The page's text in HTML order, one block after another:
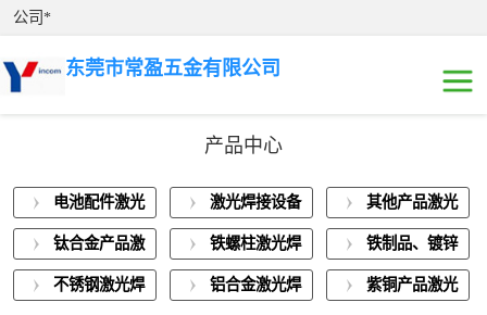
公司*
东莞市常盈五金有限公司
产品中心
电池配件激光
焊接
激光焊接设备
展示
其他产品激光
焊接
钛合金产品激
光焊接
铁螺柱激光焊
接加工
铁制品、镀锌
板激光焊接
不锈钢激光焊
铝合金激光焊
紫铜产品激光
接
激光焊接设备展
示
其他产品激光焊